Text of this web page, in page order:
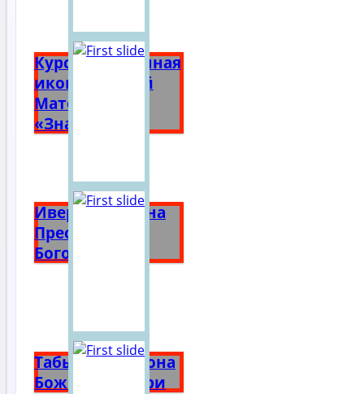
Курская Коренная
икона Божией
Матери
«Знамение»
Иверская икона
Пресвятой
Богородицы
Табынская икона
Божией Матери